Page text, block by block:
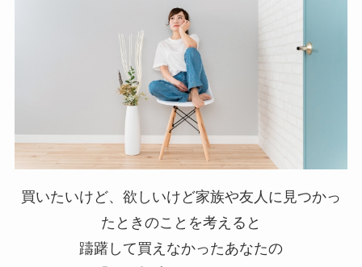
買いたいけど、欲しいけど家族や友人に見つかっ
たときのことを考えると
躊躇して買えなかったあなたの